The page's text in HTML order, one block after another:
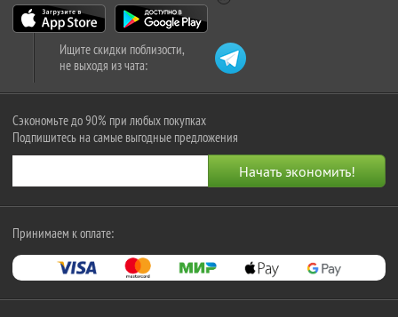
Ищите скидки поблизости,
не выходя из чата:
Сэкономьте до 90% при любых покупках
Подпишитесь на самые выгодные предложения
Принимаем к оплате: